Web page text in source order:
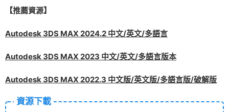
【推薦資源】
Autodesk 3DS MAX 2024.2 中文/英文/多語言
Autodesk 3DS MAX 2023 中文/英文/多語言版本
Autodesk 3DS MAX 2022.3 中文版/英文版/多語言版/破解版
資源下載